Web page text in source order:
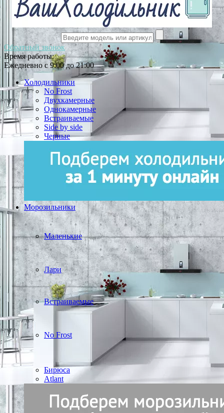
Обратный звонок
Время работы:
Ежедневно с 9:00 до 21:00
Холодильники
No Frost
Двухкамерные
Однокамерные
Встраиваемые
Side by side
Черные
Морозильники
Маленькие
Лари
Встраиваемые
No Frost
Бирюса
Atlant